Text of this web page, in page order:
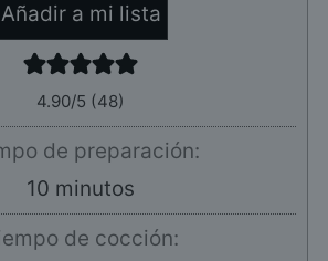
Añadir a mi lista
4.90/5 (48)
de preparación:
10 minutos
minutos
de cocción: